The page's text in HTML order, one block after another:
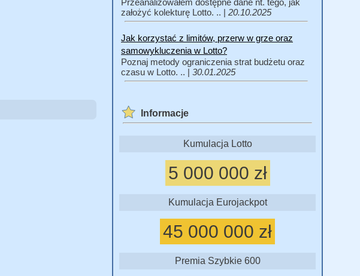
Przeanalizowałem dostępne dane nt. tego, jak
założyć kolekturę Lotto. .. | 20.10.2025
Jak korzystać z limitów, przerw w grze oraz
samowykluczenia w Lotto?
Poznaj metody ograniczenia strat budżetu oraz
czasu w Lotto. .. | 30.01.2025
Informacje
Kumulacja Lotto
5 000 000 zł
Kumulacja Eurojackpot
45 000 000 zł
Premia Szybkie 600